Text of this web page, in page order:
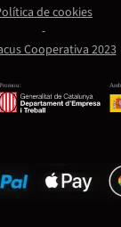
Promou:
Cooperativa 2023
de cookies